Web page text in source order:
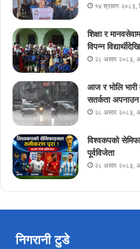
१४ श्रावण २०८३,
शिक्षा र
विपन्न
२८ असार २०८३,
आज र भोलि भारी
सतर्कता
२८ असार २०८३,
विश्वकपको
पूर्वविजेता
२८ असार २०८३,
निगरानी टुडे